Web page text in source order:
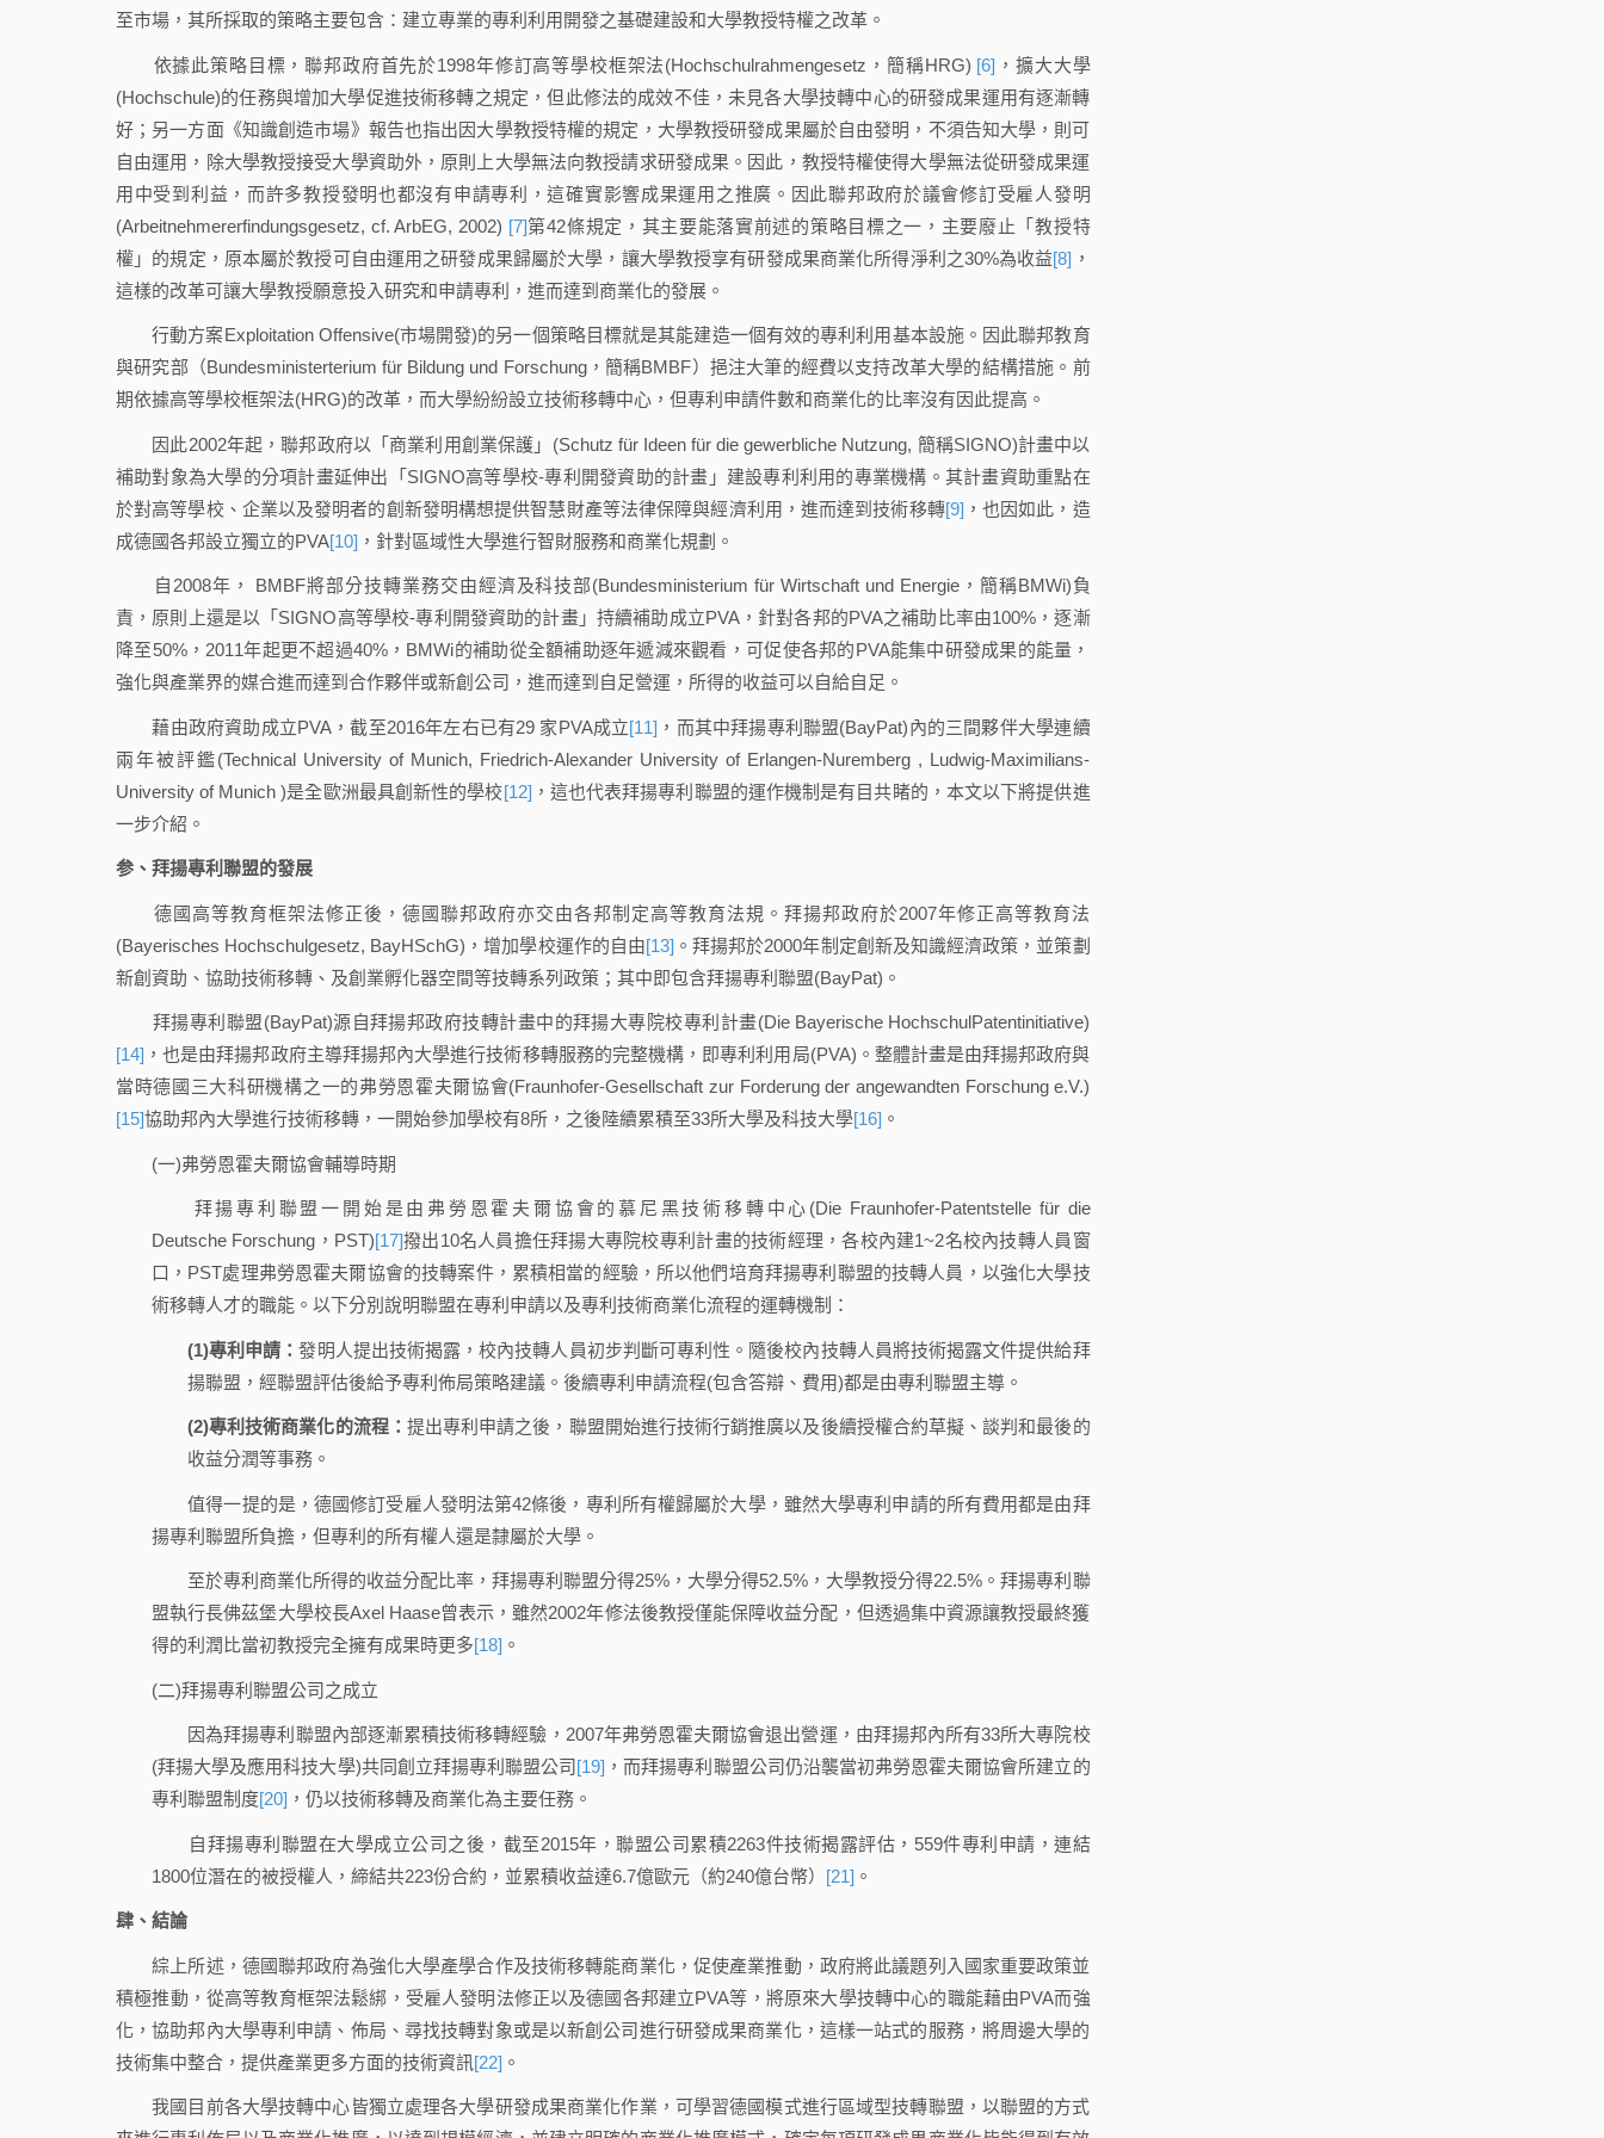
至市場，其所採取的策略主要包含：建立專業的專利利用開發之基礎建設和大學教授特權之改革。
依據此策略目標，聯邦政府首先於1998年修訂高等學校框架法(Hochschulrahmengesetz，簡稱HRG) [6] ，擴大大學
(Hochschule)的任務與增加大學促進技術移轉之規定，但此修法的成效不佳，未見各大學技轉中心的研發成果運用有逐漸轉
好；另一方面《知識創造市場》報告也指出因大學教授特權的規定，大學教授研發成果屬於自由發明，不須告知大學，則可
自由運用，除大學教授接受大學資助外，原則上大學無法向教授請求研發成果。因此，教授特權使得大學無法從研發成果運
用中受到利益，而許多教授發明也都沒有申請專利，這確實影響成果運用之推廣。因此聯邦政府於議會修訂受雇人發明
(Arbeitnehmererfindungsgesetz, cf. ArbEG, 2002) [7]第42條規定，其主要能落實前述的策略目標之一，主要廢止「教授特
權」的規定，原本屬於教授可自由運用之研發成果歸屬於大學，讓大學教授享有研發成果商業化所得淨利之30%為收益[8] ，
這樣的改革可讓大學教授願意投入研究和申請專利，進而達到商業化的發展。
行動方案Exploitation Offensive(市場開發)的另一個策略目標就是其能建造一個有效的專利利用基本設施。因此聯邦教育
與研究部（Bundesministerterium für Bildung und Forschung，簡稱BMBF）挹注大筆的經費以支持改革大學的結構措施。前
期依據高等學校框架法(HRG)的改革，而大學紛紛設立技術移轉中心，但專利申請件數和商業化的比率沒有因此提高。
因此2002年起，聯邦政府以「商業利用創業保護」(Schutz für Ideen für die gewerbliche Nutzung, 簡稱SIGNO)計畫中以
補助對象為大學的分項計畫延伸出「SIGNO高等學校-專利開發資助的計畫」建設專利利用的專業機構。其計畫資助重點在
於對高等學校、企業以及發明者的創新發明構想提供智慧財產等法律保障與經濟利用，進而達到技術移轉[9] ，也因如此，造
成德國各邦設立獨立的PVA[10] ，針對區域性大學進行智財服務和商業化規劃。
自2008年， BMBF將部分技轉業務交由經濟及科技部(Bundesministerium für Wirtschaft und Energie，簡稱BMWi)負
責，原則上還是以「SIGNO高等學校-專利開發資助的計畫」持續補助成立PVA，針對各邦的PVA之補助比率由100%，逐漸
降至50%，2011年起更不超過40%，BMWi的補助從全額補助逐年遞減來觀看，可促使各邦的PVA能集中研發成果的能量，
強化與產業界的媒合進而達到合作夥伴或新創公司，進而達到自足營運，所得的收益可以自給自足。
藉由政府資助成立PVA，截至2016年左右已有29 家PVA成立[11] ，而其中拜揚專利聯盟(BayPat)內的三間夥伴大學連續
兩年被評鑑(Technical University of Munich, Friedrich-Alexander University of Erlangen-Nuremberg , Ludwig-Maximilians-
University of Munich )是全歐洲最具創新性的學校[12] ，這也代表拜揚專利聯盟的運作機制是有目共睹的，本文以下將提供進
一步介紹。
参、拜揚專利聯盟的發展
德國高等教育框架法修正後，德國聯邦政府亦交由各邦制定高等教育法規。拜揚邦政府於2007年修正高等教育法
(Bayerisches Hochschulgesetz, BayHSchG)，增加學校運作的自由[13] 。拜揚邦於2000年制定創新及知識經濟政策，並策劃
新創資助、協助技術移轉、及創業孵化器空間等技轉系列政策；其中即包含拜揚專利聯盟(BayPat)。
拜揚專利聯盟(BayPat)源自拜揚邦政府技轉計畫中的拜揚大專院校專利計畫(Die Bayerische HochschulPatentinitiative)
[14] ，也是由拜揚邦政府主導拜揚邦內大學進行技術移轉服務的完整機構，即專利利用局(PVA)。整體計畫是由拜揚邦政府與
當時德國三大科研機構之一的弗勞恩霍夫爾協會(Fraunhofer-Gesellschaft zur Forderung der angewandten Forschung e.V.)
[15]協助邦內大學進行技術移轉，一開始參加學校有8所，之後陸續累積至33所大學及科技大學[16] 。
(一)弗勞恩霍夫爾協會輔導時期
拜揚專利聯盟一開始是由弗勞恩霍夫爾協會的慕尼黑技術移轉中心(Die Fraunhofer-Patentstelle für die
Deutsche Forschung，PST)[17]撥出10名人員擔任拜揚大專院校專利計畫的技術經理，各校內建1~2名校內技轉人員窗
口，PST處理弗勞恩霍夫爾協會的技轉案件，累積相當的經驗，所以他們培育拜揚專利聯盟的技轉人員，以強化大學技
術移轉人才的職能。以下分別說明聯盟在專利申請以及專利技術商業化流程的運轉機制：
(1)專利申請：發明人提出技術揭露，校內技轉人員初步判斷可專利性。隨後校內技轉人員將技術揭露文件提供給拜
揚聯盟，經聯盟評估後給予專利佈局策略建議。後續專利申請流程(包含答辯、費用)都是由專利聯盟主導。
(2)專利技術商業化的流程： 提出專利申請之後，聯盟開始進行技術行銷推廣以及後續授權合約草擬、談判和最後的
收益分潤等事務。
值得一提的是，德國修訂受雇人發明法第42條後，專利所有權歸屬於大學，雖然大學專利申請的所有費用都是由拜
揚專利聯盟所負擔，但專利的所有權人還是隸屬於大學。
至於專利商業化所得的收益分配比率，拜揚專利聯盟分得25%，大學分得52.5%，大學教授分得22.5%。拜揚專利聯
盟執行長佛茲堡大學校長Axel Haase曾表示，雖然2002年修法後教授僅能保障收益分配，但透過集中資源讓教授最終獲
得的利潤比當初教授完全擁有成果時更多[18] 。
(二)拜揚專利聯盟公司之成立
因為拜揚專利聯盟內部逐漸累積技術移轉經驗，2007年弗勞恩霍夫爾協會退出營運，由拜揚邦內所有33所大專院校
(拜揚大學及應用科技大學)共同創立拜揚專利聯盟公司[19] ，而拜揚專利聯盟公司仍沿襲當初弗勞恩霍夫爾協會所建立的
專利聯盟制度[20] ，仍以技術移轉及商業化為主要任務。
自拜揚專利聯盟在大學成立公司之後，截至2015年，聯盟公司累積2263件技術揭露評估，559件專利申請，連結
1800位潛在的被授權人，締結共223份合約，並累積收益達6.7億歐元（約240億台幣） [21] 。
肆、結論
綜上所述，德國聯邦政府為強化大學產學合作及技術移轉能商業化，促使產業推動，政府將此議題列入國家重要政策並
積極推動，從高等教育框架法鬆綁，受雇人發明法修正以及德國各邦建立PVA等，將原來大學技轉中心的職能藉由PVA而強
化，協助邦內大學專利申請、佈局、尋找技轉對象或是以新創公司進行研發成果商業化，這樣一站式的服務，將周邊大學的
技術集中整合，提供產業更多方面的技術資訊[22] 。
我國目前各大學技轉中心皆獨立處理各大學研發成果商業化作業，可學習德國模式進行區域型技轉聯盟，以聯盟的方式